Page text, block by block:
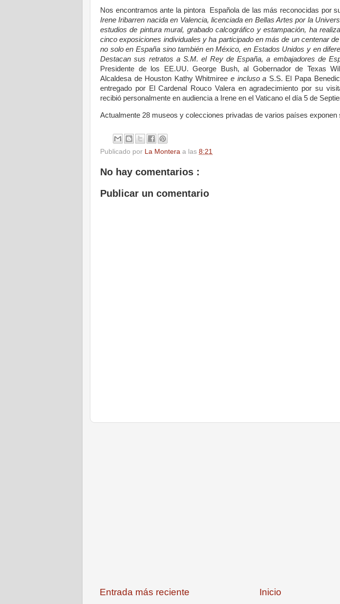
Nos encontramos ante la pintora Española de las más reconocidas por
Irene Iribarren nacida en Valencia, licenciada en Bellas Artes por la
estudios de pintura mural, grabado calcográfico y estampación, ha
cinco exposiciones individuales y ha participado en más de un centenar
no solo en España sino también en México, en Estados Unidos y en
Destacan sus retratos a S.M. el Rey de España, a embajadores de
Presidente de los EE.UU. George Bush, al Gobernador de Texas
Alcaldesa de Houston Kathy Whitmiree e incluso a S.S. El Papa
entregado por El Cardenal Rouco Valera en agradecimiento por su
recibió personalmente en audiencia a Irene en el Vaticano el día 5 de
Actualmente 28 museos y colecciones privadas de varios países exponen
Publicado por La Montera a las 8:21
No hay comentarios :
Publicar un comentario
Entrada más reciente Inicio